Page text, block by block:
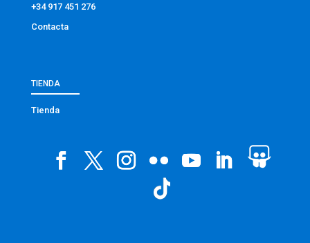
+34 917 451 276
Contacta
TIENDA
Tienda